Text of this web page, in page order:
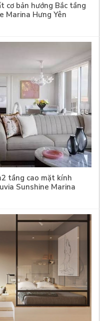
cơ bản hướng Bắc tầng
Marina Hưng Yên
tầng cao mặt kính
Sunshine Marina